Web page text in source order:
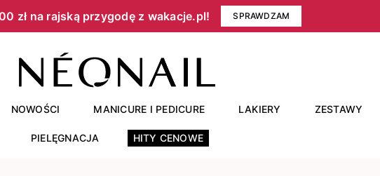
zł na rajską przygodę z wakacje.pl!​ SPRAWDZAM
NOWOŚCI MANICURE I PEDICURE LAKIERY ZESTAWY
PIELĘGNACJA HITY CENOWE